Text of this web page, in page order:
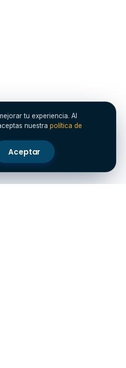
tu experiencia. Al
nuestra política de
Aceptar